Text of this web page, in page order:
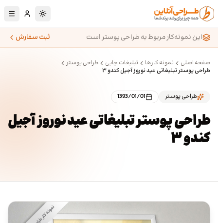
پرش به محتوای اصلی
تغییر به حالت
این نمونه‌کار مربوط به طراحی پوستر است
ثبت سفارش
صفحه اصلی نمونه کارها تبلیغات چاپی
طراحی پوستر
طراحی پوستر تبلیغاتی عید نوروز آجیل کندو ۳
طراحی پوستر 1393/01/01
طراحی پوستر تبلیغاتی عید نوروز آجیل
کندو ۳